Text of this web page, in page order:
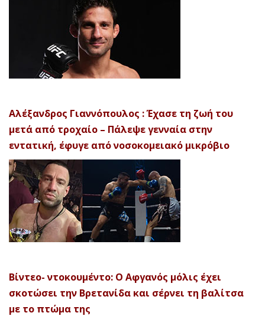
Αλέξανδρος Γιαννόπουλος : Έχασε τη ζωή του
μετά από τροχαίο – Πάλεψε γενναία στην
εντατική, έφυγε από νοσοκομειακό μικρόβιο
Βίντεο- ντοκουμέντο: Ο Αφγανός μόλις έχει
σκοτώσει την Βρετανίδα και σέρνει τη βαλίτσα
με το πτώμα της